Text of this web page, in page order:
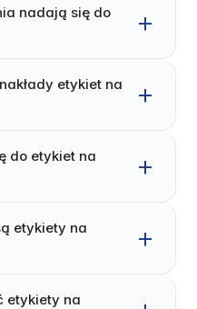
nadają się do
etykiet na
do etykiet na
etykiety na
etykiety na